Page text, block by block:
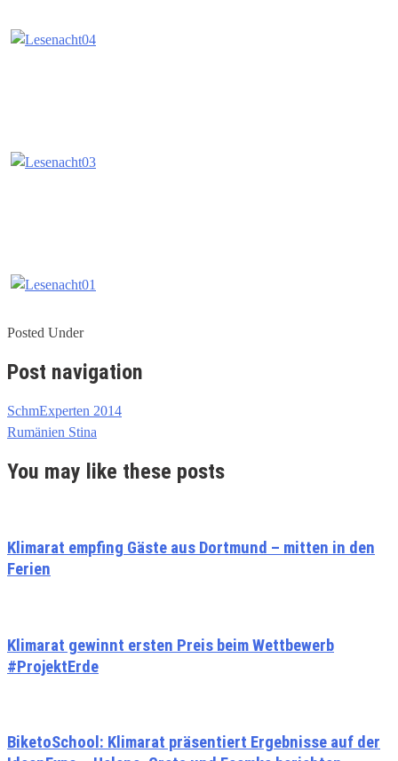
Posted Under
Post navigation
SchmExperten 2014
Rumänien Stina
You may like these posts
Klimarat empfing Gäste aus Dortmund – mitten in den
Ferien
Klimarat gewinnt ersten Preis beim Wettbewerb
#ProjektErde
BiketoSchool: Klimarat präsentiert Ergebnisse auf der